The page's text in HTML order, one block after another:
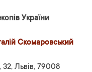
України
Скомаровський
32, Львів, 79008